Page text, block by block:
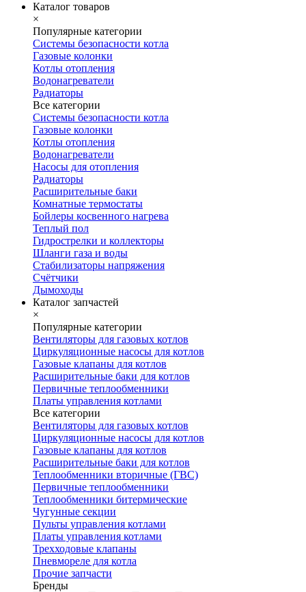
Каталог товаров
×
Популярные категории
Системы безопасности котла
Газовые колонки
Котлы отопления
Водонагреватели
Радиаторы
Все категории
Системы безопасности котла
Газовые колонки
Котлы отопления
Водонагреватели
Насосы для отопления
Радиаторы
Расширительные баки
Комнатные термостаты
Бойлеры косвенного нагрева
Теплый пол
Гидрострелки и коллекторы
Шланги газа и воды
Стабилизаторы напряжения
Счётчики
Дымоходы
Каталог запчастей
×
Популярные категории
Вентиляторы для газовых котлов
Циркуляционные насосы для котлов
Газовые клапаны для котлов
Расширительные баки для котлов
Первичные теплообменники
Платы управления котлами
Все категории
Вентиляторы для газовых котлов
Циркуляционные насосы для котлов
Газовые клапаны для котлов
Расширительные баки для котлов
Теплообменники вторичные (ГВС)
Первичные теплообменники
Теплообменники битермические
Чугунные секции
Пульты управления котлами
Платы управления котлами
Трехходовые клапаны
Пневмореле для котла
Прочие запчасти
Бренды